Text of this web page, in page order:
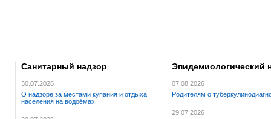
Санитарный надзор
30.07.2026
О надзоре за местами купания и отдыха
населения на водоёмах
Эпидемиологический
07.08.2026
Родителям о
29.07.2026